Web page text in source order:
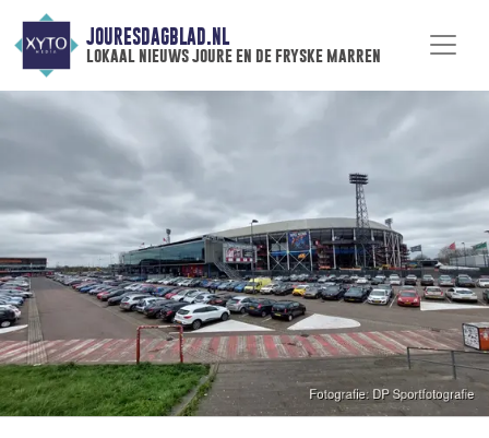
JOURESDAGBLAD.NL
lokaal nieuws joure en de fryske marren